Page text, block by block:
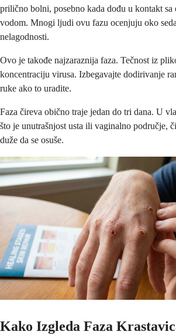
prilično bolni, posebno kada dođu u kontakt
vodom. Mnogi ljudi ovu fazu ocenjuju oko
nelagodnosti.
Ovo je takođe najzaraznija faza. Tečnost iz
koncentraciju virusa. Izbegavajte dodirivanje
ruke ako to uradite.
Faza čireva obično traje jedan do tri dana. U
što je unutrašnjost usta ili vaginalno područje,
duže da se osuše.
Kako Izgleda Faza